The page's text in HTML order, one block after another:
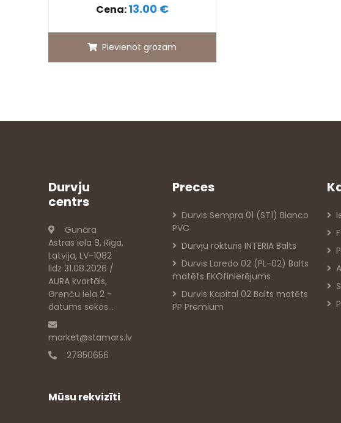
Cena:13.00 €
Pievienot grozam
Durvju
centrs
Gunāra
Astras iela 8, Rīga,
Latvija, LV-1082
lidz 31.08.2026 /
AURA kvartāls,
Grenču iela 2 -
datums sekos...
market@stamars.lv
27850656
Mūsu rekvizīti
Preces
Durvis Sempra 01 (ST1) Bianco
PVC
Durvju rokturis INTERIA Balts
Durvis Loredo 02 (PL-02) Balts
matēts EKOfinierējums
Durvis Kapital 02 Balts matēts
PP Premium